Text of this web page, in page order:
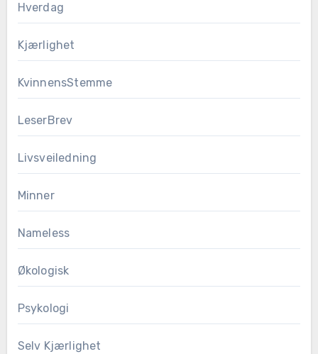
Hverdag
Kjærlighet
KvinnensStemme
LeserBrev
Livsveiledning
Minner
Nameless
Økologisk
Psykologi
Selv Kjærlighet